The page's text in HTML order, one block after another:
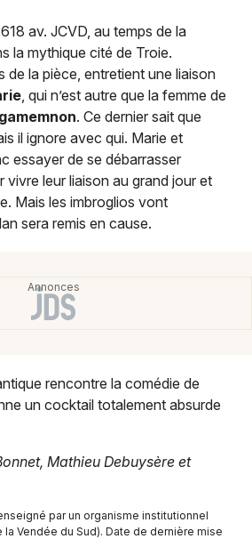
Pays de la Loire
av. JCVD, au temps de la
la mythique cité de Troie.
de la pièce, entretient une liaison
, qui n’est autre que la femme de
. Ce dernier sait que
il ignore avec qui. Marie et
essayer de se débarrasser
vivre leur liaison au grand jour et
Mais les imbroglios vont
sera remis en cause.
rencontre la comédie de
un cocktail totalement absurde
Mathieu Debuysère et
par un organisme institutionnel
Vendée du Sud). Date de dernière mise